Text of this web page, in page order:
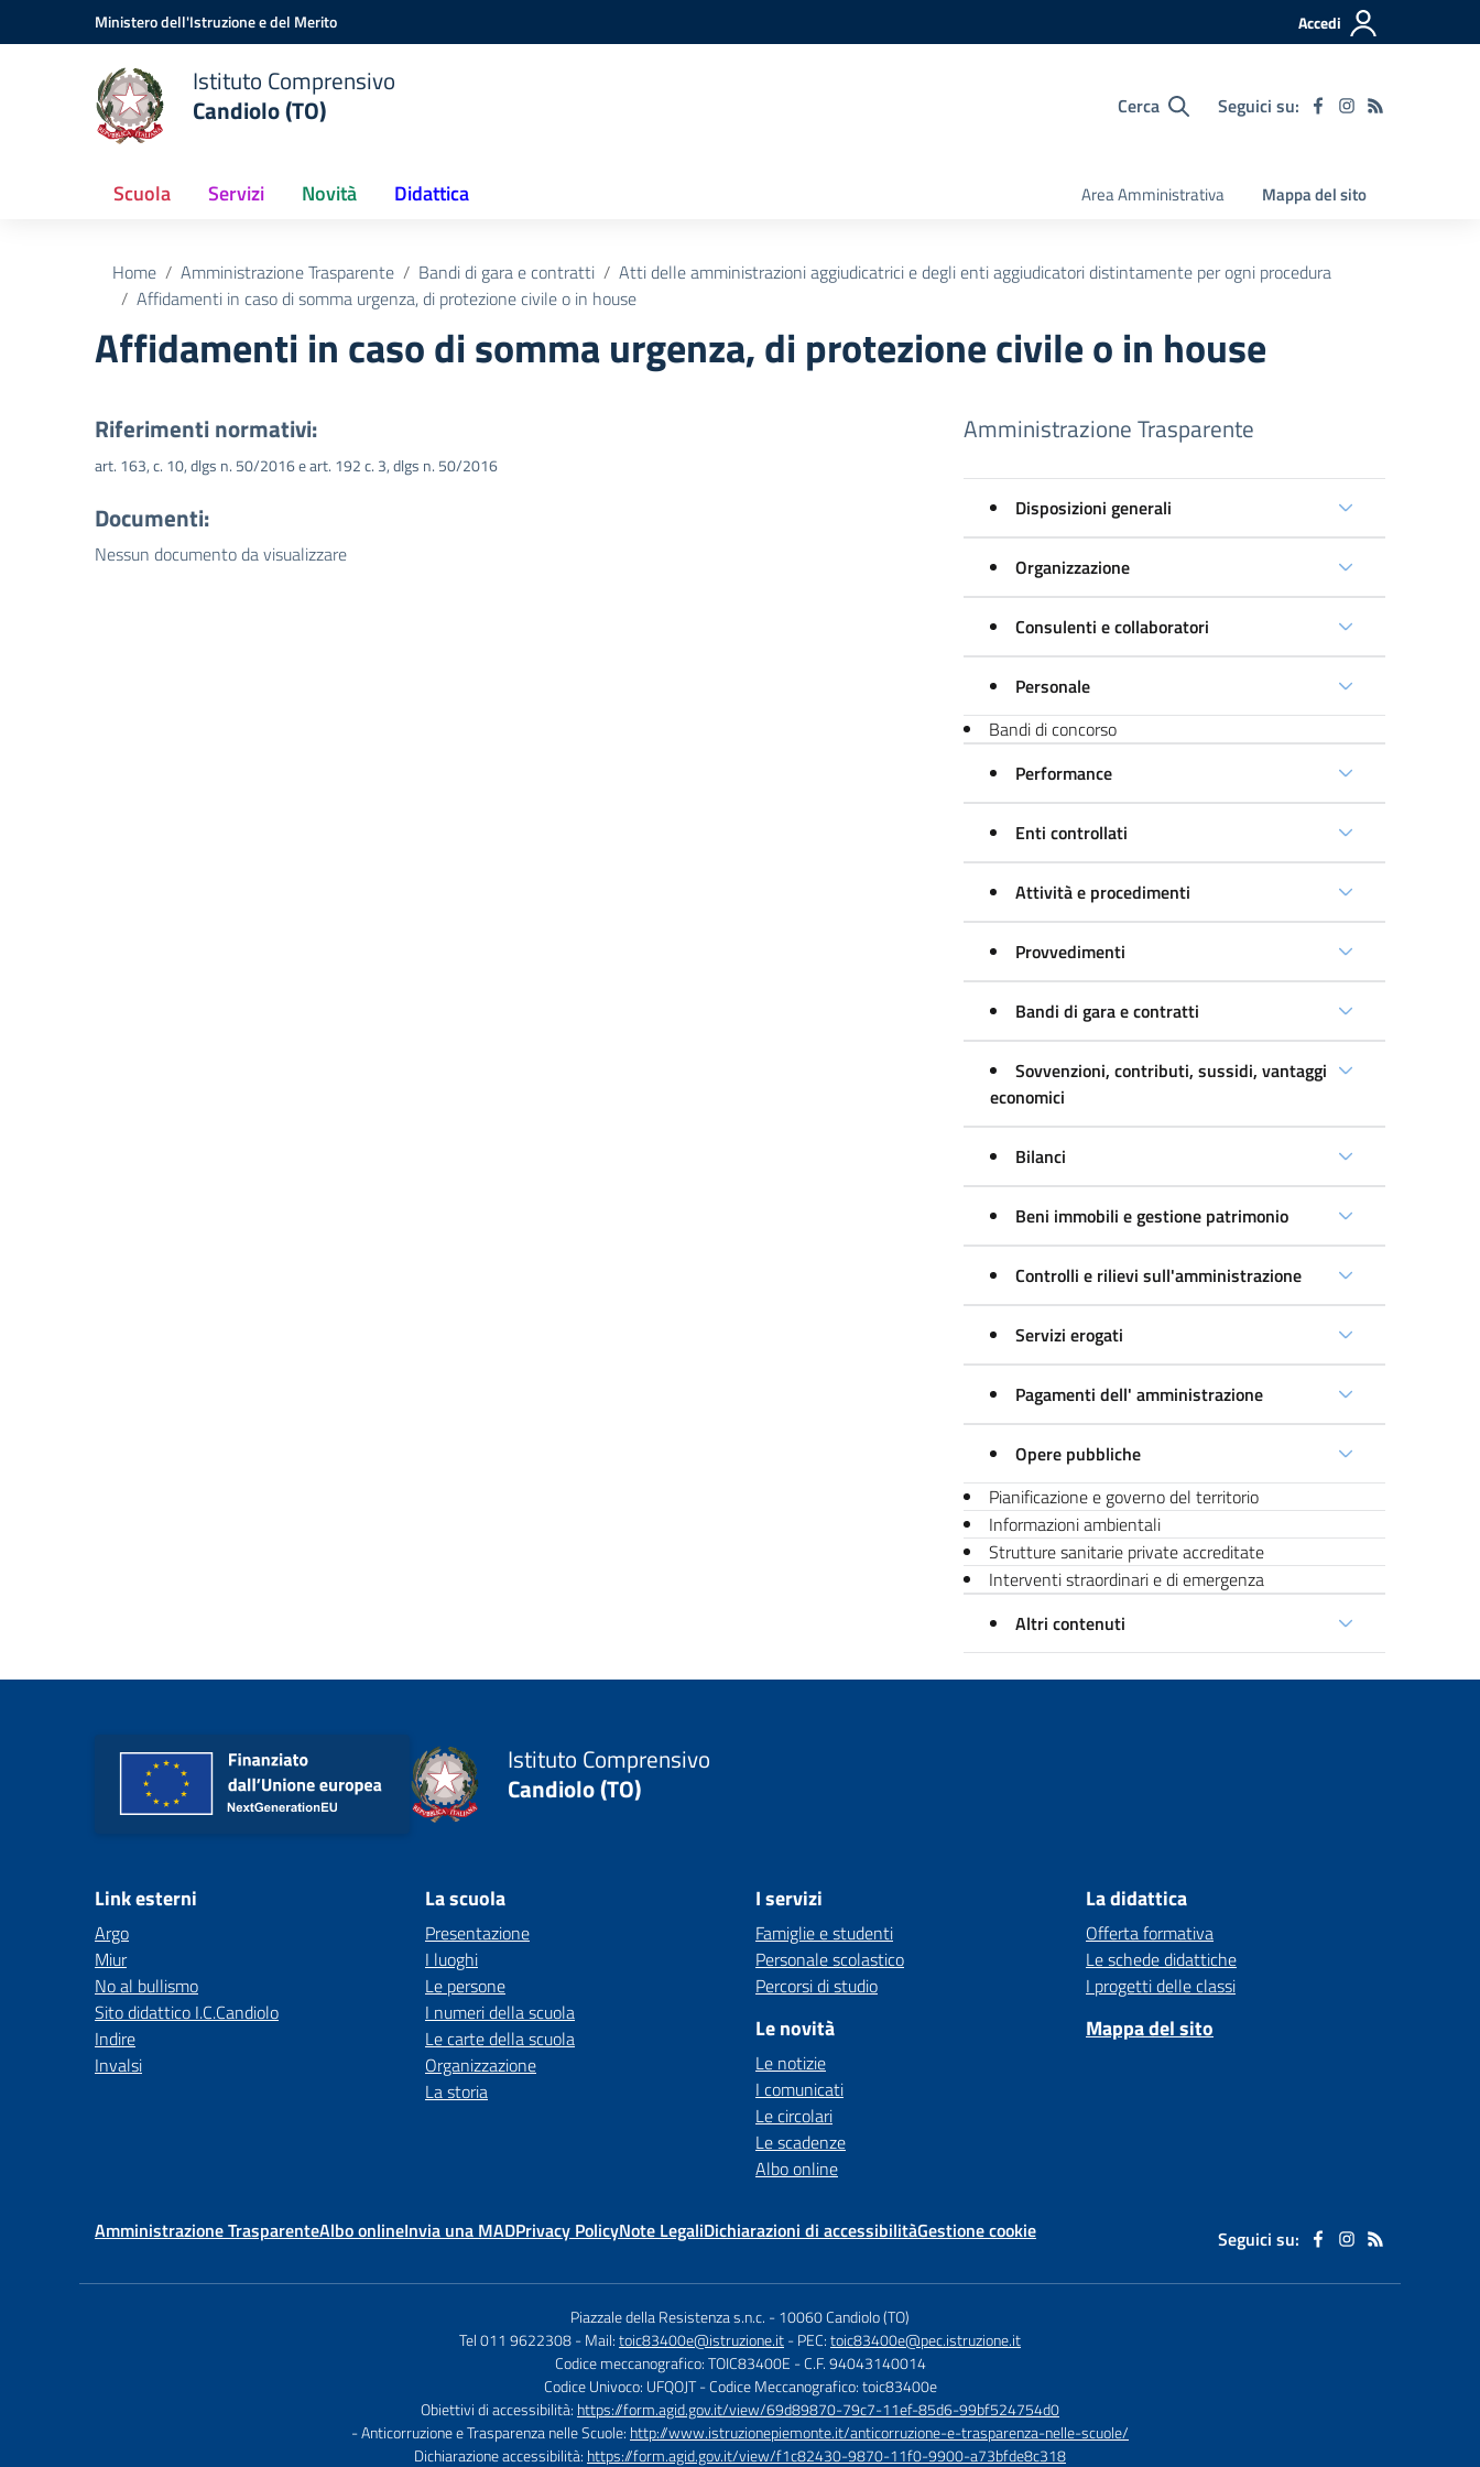
Vai ai contenuti
Vai al menu di navigazioneMinistero dell'Istruzione e del Merito Accedi
Istituto Comprensivo
Candiolo (TO)
Cerca Seguici su:
Scuola Servizi Novità Didattica Area Amministrativa Mappa del sito
Home Amministrazione Trasparente Bandi di gara e contratti
Atti delle amministrazioni aggiudicatrici e degli enti aggiudicatori distintamente per ogni procedura
Affidamenti in caso di somma urgenza, di protezione civile o in house
Affidamenti in caso di somma urgenza, di protezione civile o in house
Riferimenti normativi:
art. 163, c. 10, dlgs n. 50/2016 e art. 192 c. 3, dlgs n. 50/2016
Documenti:
Nessun documento da visualizzare
Amministrazione Trasparente
Disposizioni generali
Organizzazione
Consulenti e collaboratori
Personale
Bandi di concorso
Performance
Enti controllati
Attività e procedimenti
Provvedimenti
Bandi di gara e contratti
Sovvenzioni, contributi, sussidi, vantaggi
economici
Bilanci
Beni immobili e gestione patrimonio
Controlli e rilievi sull'amministrazione
Servizi erogati
Pagamenti dell' amministrazione
Opere pubbliche
Pianificazione e governo del territorio
Informazioni ambientali
Strutture sanitarie private accreditate
Interventi straordinari e di emergenza
Altri contenuti
Istituto Comprensivo
Candiolo (TO)
Link esterni
Argo
Miur
No al bullismo
Sito didattico I.C.Candiolo
Indire
Invalsi
La scuola
Presentazione
I luoghi
Le persone
I numeri della scuola
Le carte della scuola
Organizzazione
La storia
I servizi
Famiglie e studenti
Personale scolastico
Percorsi di studio
Le novità
Le notizie
I comunicati
Le circolari
Le scadenze
Albo online
La didattica
Offerta formativa
Le schede didattiche
I progetti delle classi
Mappa del sito
Amministrazione TrasparenteAlbo onlineInvia una MADPrivacy PolicyNote LegaliDichiarazioni di accessibilitàGestione cookie Seguici su:
Piazzale della Resistenza s.n.c. -10060 Candiolo (TO)
Tel 011 9622308- Mail:toic83400e@istruzione.it- PEC:toic83400e@pec.istruzione.it
Codice meccanografico: TOIC83400E - C.F. 94043140014
Codice Univoco: UFQOJT - Codice Meccanografico: toic83400e
Obiettivi di accessibilità: https://form.agid.gov.it/view/69d89870-79c7-11ef-85d6-99bf524754d0
- Anticorruzione e Trasparenza nelle Scuole: http://www.istruzionepiemonte.it/anticorruzione-e-trasparenza-nelle-scuole/
Dichiarazione accessibilità: https://form.agid.gov.it/view/f1c82430-9870-11f0-9900-a73bfde8c318